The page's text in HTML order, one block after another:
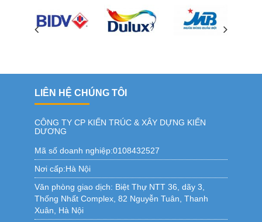
LIÊN HỆ CHÚNG TÔI
CÔNG TY CP KIẾN TRÚC & XÂY DỰNG KIẾN
DƯƠNG
Mã số doanh nghiệp:0108432527
Nơi cấp:Hà Nội
Văn phòng giao dịch: Biệt Thự NTT 36, dãy 3,
Thống Nhất Complex, 82 Nguyễn Tuân, Thanh
Xuân, Hà Nội